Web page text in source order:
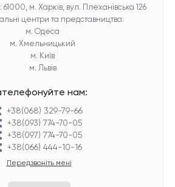
м. Харків, вул. Плеханівська 126
центри та представництва:
м. Одеса
м. Хмельницький
м. Київ
м. Львів
нам:
+38(068) 329-79-66
+38(093) 774-70-05
+38(097) 774-70-05
+38(066) 444-10-16
Передзвоніть мені